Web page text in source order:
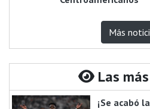
Más
Las
¡Se acabó